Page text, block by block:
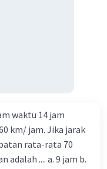
waktu 14 jam
km/ jam. Jika jarak
rata-rata 70
a. 9 jam b.